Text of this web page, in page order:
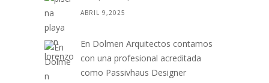
ABRIL 9,2025
En Dolmen Arquitectos contamos
con una profesional acreditada
como Passivhaus Designer